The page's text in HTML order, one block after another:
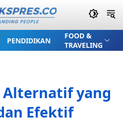
PENDIDIKAN
FOOD &
TRAVELING
Alternatif yang
Efektif